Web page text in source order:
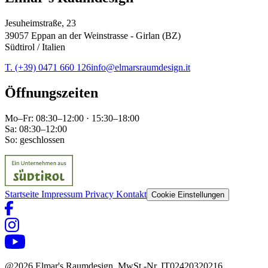
Jesuheimstraße, 23
39057 Eppan an der Weinstrasse - Girlan (BZ)
Südtirol / Italien
T. (+39) 0471 660 126info@elmarsraumdesign.it
Öffnungszeiten
Mo–Fr: 08:30–12:00 · 15:30–18:00
Sa: 08:30–12:00
So: geschlossen
Startseite Impressum Privacy Kontakt Cookie Einstellungen
@2026 Elmar's Raumdesign. MwSt.-Nr. IT02420320216